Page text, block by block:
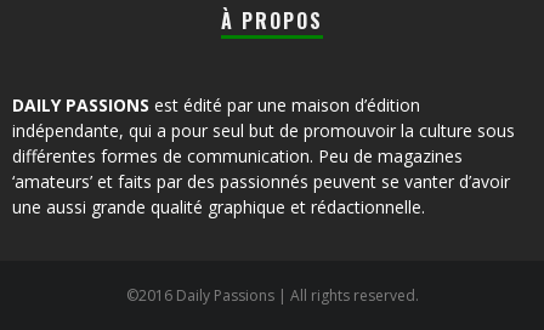
À PROPOS
DAILY PASSIONS est édité par une maison d’édition
indépendante, qui a pour seul but de promouvoir la culture sous
différentes formes de communication. Peu de magazines
‘amateurs’ et faits par des passionnés peuvent se vanter d’avoir
une aussi grande qualité graphique et rédactionnelle.
©2016 Daily Passions | All rights reserved.